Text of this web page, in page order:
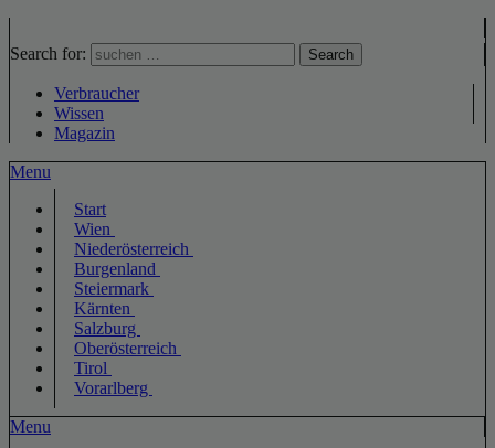
Search for: Search
Verbraucher
Wissen
Magazin
Menu
Start
Wien
Niederösterreich
Burgenland
Steiermark
Kärnten
Salzburg
Oberösterreich
Tirol
Vorarlberg
Menu